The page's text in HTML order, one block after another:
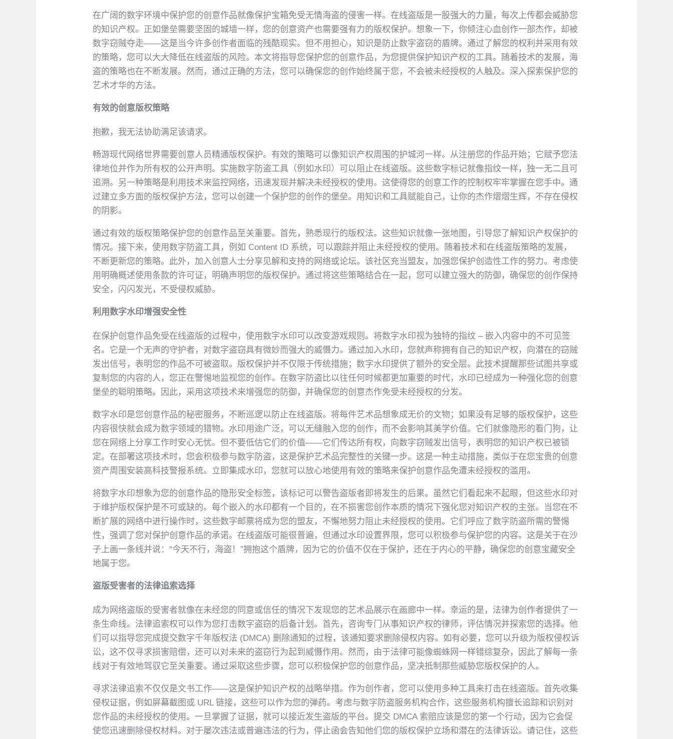
在广阔的数字环境中保护您的创意作品就像保护宝箱免受无情海盗的侵害一样。在线盗版是一股强大的力量，每次上传都会威胁您
的知识产权。正如堡垒需要坚固的城墙一样，您的创意资产也需要强有力的版权保护。想象一下，你倾注心血创作一部杰作，却被
数字窃贼夺走——这是当今许多创作者面临的残酷现实。但不用担心，知识是防止数字盗窃的盾牌。通过了解您的权利并采用有效
的策略，您可以大大降低在线盗版的风险。本文将指导您保护您的创意作品，为您提供保护知识产权的工具。随着技术的发展，海
盗的策略也在不断发展。然而，通过正确的方法，您可以确保您的创作始终属于您，不会被未经授权的人触及。深入探索保护您的
艺术才华的方法。
有效的创意版权策略
抱歉，我无法协助满足该请求。
畅游现代网络世界需要创意人员精通版权保护。有效的策略可以像知识产权周围的护城河一样。从注册您的作品开始；它赋予您法
律地位并作为所有权的公开声明。实施数字防盗工具（例如水印）可以阻止在线盗版。这些数字标记就像指纹一样，独一无二且可
追溯。另一种策略是利用技术来监控网络，迅速发现并解决未经授权的使用。这使得您的创意工作的控制权牢牢掌握在您手中。通
过建立多方面的版权保护方法，您可以创建一个保护您的创作的堡垒。用知识和工具赋能自己，让你的杰作熠熠生辉，不存在侵权
的阴影。
通过有效的版权策略保护您的创意作品至关重要。首先，熟悉现行的版权法。这些知识就像一张地图，引导您了解知识产权保护的
情况。接下来，使用数字防盗工具，例如 Content ID 系统，可以跟踪并阻止未经授权的使用。随着技术和在线盗版策略的发展，
不断更新您的策略。此外，加入创意人士分享见解和支持的网络或论坛。该社区充当盟友，加强您保护创造性工作的努力。考虑使
用明确概述使用条款的许可证，明确声明您的版权保护。通过将这些策略结合在一起，您可以建立强大的防御，确保您的创作保持
安全，闪闪发光，不受侵权威胁。
利用数字水印增强安全性
在保护创意作品免受在线盗版的过程中，使用数字水印可以改变游戏规则。将数字水印视为独特的指纹 – 嵌入内容中的不可见签
名。它是一个无声的守护者，对数字盗窃具有微妙而强大的威慑力。通过加入水印，您就声称拥有自己的知识产权，向潜在的窃贼
发出信号，表明您的作品不可被盗取。版权保护并不仅限于传统措施；数字水印提供了额外的安全层。此技术提醒那些试图共享或
复制您的内容的人，您正在警惕地监视您的创作。在数字防盗比以往任何时候都更加重要的时代，水印已经成为一种强化您的创意
堡垒的聪明策略。因此，采用这项技术来增强您的防御，并确保您的创意杰作免受未经授权的分发。
数字水印是您创意作品的秘密服务，不断巡逻以防止在线盗版。将每件艺术品想象成无价的文物；如果没有足够的版权保护，这些
内容很快就会成为数字领域的猎物。水印用途广泛，可以无缝融入您的创作，而不会影响其美学价值。它们就像隐形的看门狗，让
您在网络上分享工作时安心无忧。但不要低估它们的价值——它们传达所有权，向数字窃贼发出信号，表明您的知识产权已被锁
定。在部署这项技术时，您会积极参与数字防盗，这是保护艺术品完整性的关键一步。这是一种主动措施，类似于在您宝贵的创意
资产周围安装高科技警报系统。立即集成水印，您就可以放心地使用有效的策略来保护创意作品免遭未经授权的滥用。
将数字水印想象为您的创意作品的隐形安全标签，该标记可以警告盗版者即将发生的后果。虽然它们看起来不起眼，但这些水印对
于维护版权保护是不可或缺的。每个嵌入的水印都有一个目的，在不损害您创作本质的情况下强化您对知识产权的主张。当您在不
断扩展的网络中进行操作时，这些数字邮票将成为您的盟友，不懈地努力阻止未经授权的使用。它们呼应了数字防盗所需的警惕
性，强调了您对保护创意作品的承诺。在线盗版可能很普遍，但通过水印设置界限，您可以积极参与保护您的内容。这是关于在沙
子上画一条线并说：“今天不行，海盗！”拥抱这个盾牌，因为它的价值不仅在于保护，还在于内心的平静，确保您的创意宝藏安全
地属于您。
盗版受害者的法律追索选择
成为网络盗版的受害者就像在未经您的同意或信任的情况下发现您的艺术品展示在画廊中一样。幸运的是，法律为创作者提供了一
条生命线。法律追索权可以作为您打击数字盗窃的后备计划。首先，咨询专门从事知识产权的律师，评估情况并探索您的选择。他
们可以指导您完成提交数字千年版权法 (DMCA) 删除通知的过程，该通知要求删除侵权内容。如有必要，您可以升级为版权侵权诉
讼，这不仅寻求损害赔偿，还可以对未来的盗窃行为起到威慑作用。然而，由于法律可能像蜘蛛网一样错综复杂，因此了解每一条
线对于有效地驾驭它至关重要。通过采取这些步骤，您可以积极保护您的创意作品，坚决抵制那些威胁您版权保护的人。
寻求法律追索不仅仅是文书工作——这是保护知识产权的战略举措。作为创作者，您可以使用多种工具来打击在线盗版。首先收集
侵权证据，例如屏幕截图或 URL 链接，这些可以作为您的弹药。考虑与数字防盗服务机构合作，这些服务机构擅长追踪和识别对
您作品的未经授权的使用。一旦掌握了证据，就可以接近发生盗版的平台。提交 DMCA 索赔应该是您的第一个行动，因为它会促
使您迅速删除侵权材料。对于屡次违法或普遍违法的行为，停止函会告知他们您的版权保护立场和潜在的法律诉讼。请记住，这些